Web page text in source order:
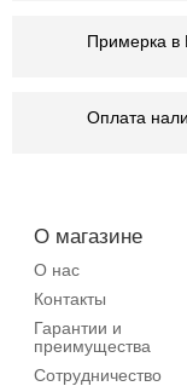
Примерка в
Оплата
О магазине
О нас
Контакты
Гарантии и
преимущества
Сотрудничество